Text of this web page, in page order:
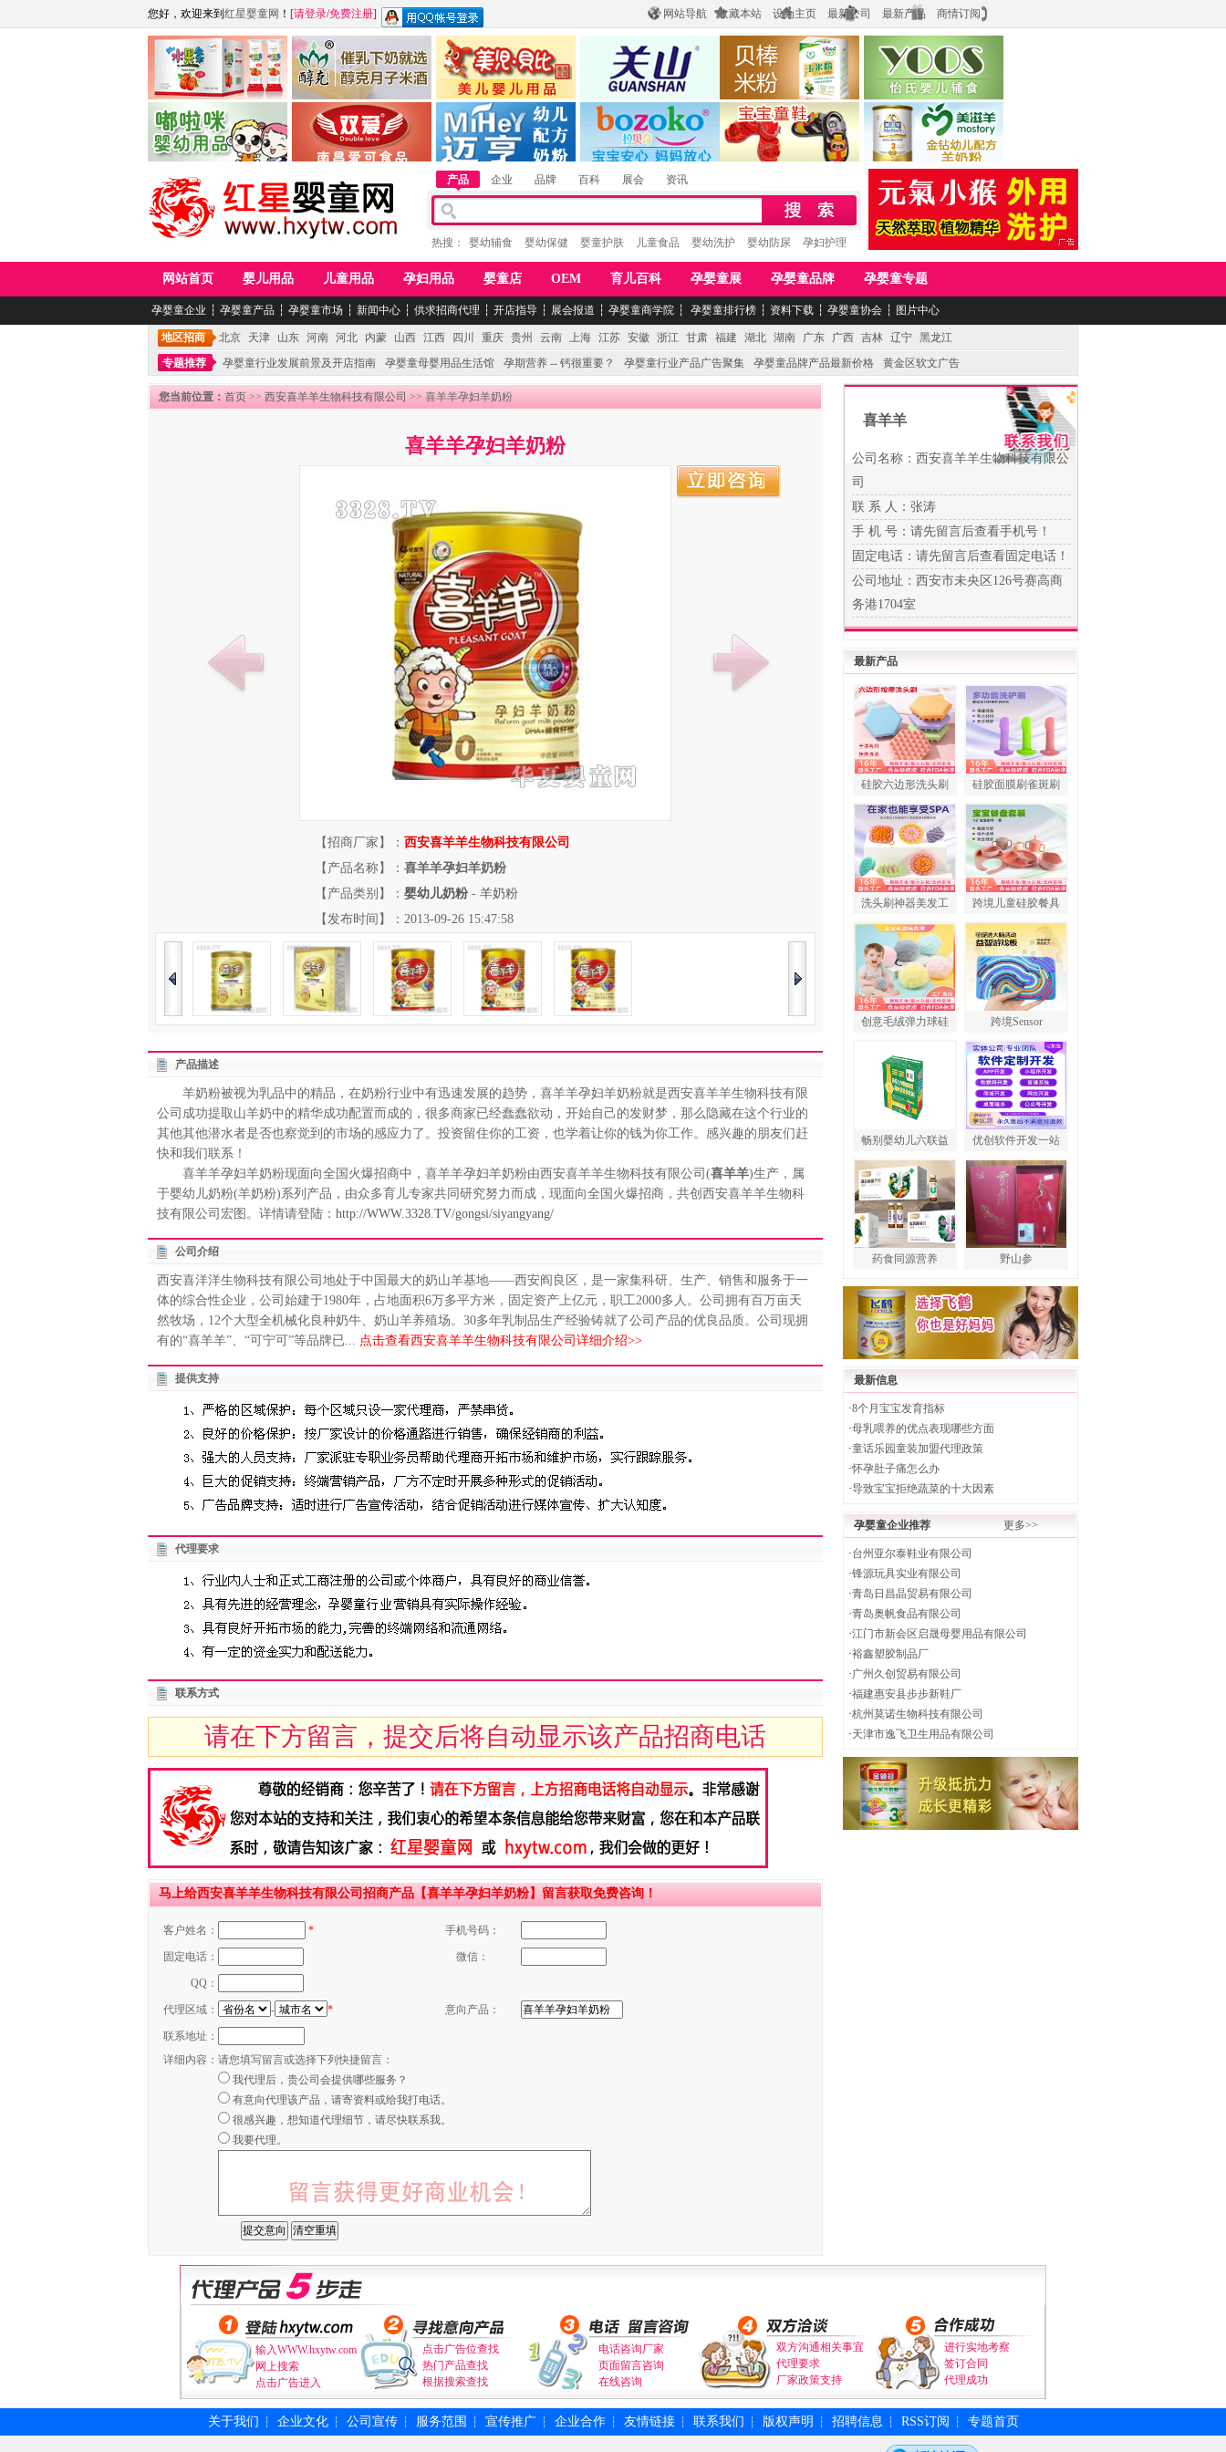
网站导航 收藏本站 设为主页 最新公司 最新产品 商情订阅
您好，欢迎来到 红星婴童网 ！ [请登录/免费注册]
江西麦嘟嘟食品有限公司
青岛嘟啦咪婴幼儿用品公司
江西醇之客月子米酒 惠州市美儿婴儿用品公司
湖南迈亨母婴用品有限公司
陕西关山乳业有限公司
香港欧嘻高婴童用品公司
江西贝棒儿童食品 上海怡氏食品科技有限公司
湖南美滋生物科技有限公司
产品 企业 品牌 百科 展会 资讯
热搜： 婴幼辅食 婴幼保健 婴童护肤 儿童食品 婴幼洗护 婴幼防尿 孕妇护理
网站首页 婴儿用品 儿童用品 孕妇用品 婴童店 OEM 育儿百科 孕婴童展 孕婴童品牌 孕婴童专题
孕婴童企业 ┆ 孕婴童产品 ┆ 孕婴童市场 ┆ 新闻中心 ┆ 供求招商代理 ┆ 开店指导 ┆ 展会报道 ┆ 孕婴童商学院 ┆ 孕婴童排行榜 ┆ 资料下载 ┆ 孕婴童协会 ┆ 图片中心
地区招商 北京 天津 山东 河南 河北 内蒙 山西 江西 四川 重庆 贵州 云南 上海 江苏 安徽 浙江 甘肃 福建 湖北 湖南 广东 广西 吉林 辽宁 黑龙江
专题推荐
孕婴童行业发展前景及开店指南 孕婴童母婴用品生活馆 孕期营养 -- 钙很重要？ 孕婴童行业产品广告聚集 孕婴童品牌产品最新价格 黄金区软文广告
您当前位置： 首页 >> 西安喜羊羊生物科技有限公司 >> 喜羊羊孕妇羊奶粉
喜羊羊孕妇羊奶粉
【招商厂家】： 西安喜羊羊生物科技有限公司
【产品名称】： 喜羊羊孕妇羊奶粉
【产品类别】： 婴幼儿奶粉- 羊奶粉
【发布时间】：2013-09-26 15:47:58
产品描述
羊奶粉被视为乳品中的精品，在奶粉行业中有迅速发展的趋势，喜羊羊孕妇羊奶粉就是西安喜羊羊生物科技有限
公司成功提取山羊奶中的精华成功配置而成的，很多商家已经蠢蠢欲动，开始自己的发财梦，那么隐藏在这个行业的
其他其他潜水者是否也察觉到的市场的感应力了。投资留住你的工资，也学着让你的钱为你工作。感兴趣的朋友们赶
快和我们联系！
喜羊羊孕妇羊奶粉现面向全国火爆招商中，喜羊羊孕妇羊奶粉由西安喜羊羊生物科技有限公司(喜羊羊)生产，属
于婴幼儿奶粉(羊奶粉)系列产品，由众多育儿专家共同研究努力而成，现面向全国火爆招商，共创西安喜羊羊生物科
技有限公司宏图。详情请登陆： http://WWW.3328.TV/gongsi/siyangyang/
公司介绍
西安喜洋洋生物科技有限公司地处于中国最大的奶山羊基地——西安阎良区，是一家集科研、生产、销售和服务于一
体的综合性企业，公司始建于1980年，占地面积6万多平方米，固定资产上亿元，职工2000多人。公司拥有百万亩天
然牧场，12个大型全机械化良种奶牛、奶山羊养殖场。30多年乳制品生产经验铸就了公司产品的优良品质。公司现拥
有的“喜羊羊”、“可宁可”等品牌已... 点击查看西安喜羊羊生物科技有限公司详细介绍>>
提供支持
代理要求
联系方式
请在下方留言，提交后将自动显示该产品招商电话
马上给西安喜羊羊生物科技有限公司招商产品【喜羊羊孕妇羊奶粉】留言获取免费咨询！
客户姓名： * 手机号码：
固定电话： 微信：
QQ：
代理区域： - * 意向产品：
联系地址：
详细内容： 请您填写留言或选择下列快捷留言：
我代理后，贵公司会提供哪些服务？
有意向代理该产品，请寄资料或给我打电话。
很感兴趣，想知道代理细节，请尽快联系我。
我要代理。
喜羊羊
公司名称：西安喜羊羊生物科技有限公
司
联 系 人：张涛
手 机 号： 请先留言后查看手机号！
固定电话： 请先留言后查看固定电话！
公司地址：西安市未央区126号赛高商
务港1704室
最新产品
硅胶六边形洗头刷 硅胶面膜刷雀斑刷
洗头刷神器美发工 跨境儿童硅胶餐具
创意毛绒弹力球硅 跨境Sensor
畅别婴幼儿六联益 优创软件开发一站
药食同源营养 野山参
最新信息
·8个月宝宝发育指标
·母乳喂养的优点表现哪些方面
·童话乐园童装加盟代理政策
·怀孕肚子痛怎么办
·导致宝宝拒绝蔬菜的十大因素
孕婴童企业推荐 更多>>
·台州亚尔泰鞋业有限公司
·锋源玩具实业有限公司
·青岛日昌晶贸易有限公司
·青岛奥帆食品有限公司
·江门市新会区启晟母婴用品有限公司
·裕鑫塑胶制品厂
·广州久创贸易有限公司
·福建惠安县步步新鞋厂
·杭州莫诺生物科技有限公司
·天津市逸飞卫生用品有限公司
输入WWW.hxytw.com
网上搜索
点击广告进入
点击广告位查找
热门产品查找
根据搜索查找
电话咨询厂家
页面留言咨询
在线咨询
双方沟通相关事宜
代理要求
厂家政策支持
进行实地考察
签订合同
代理成功
关于我们 ┆ 企业文化 ┆ 公司宣传 ┆ 服务范围 ┆ 宣传推广 ┆ 企业合作 ┆ 友情链接 ┆ 联系我们 ┆ 版权声明 ┆ 招聘信息 ┆ RSS订阅 ┆ 专题首页